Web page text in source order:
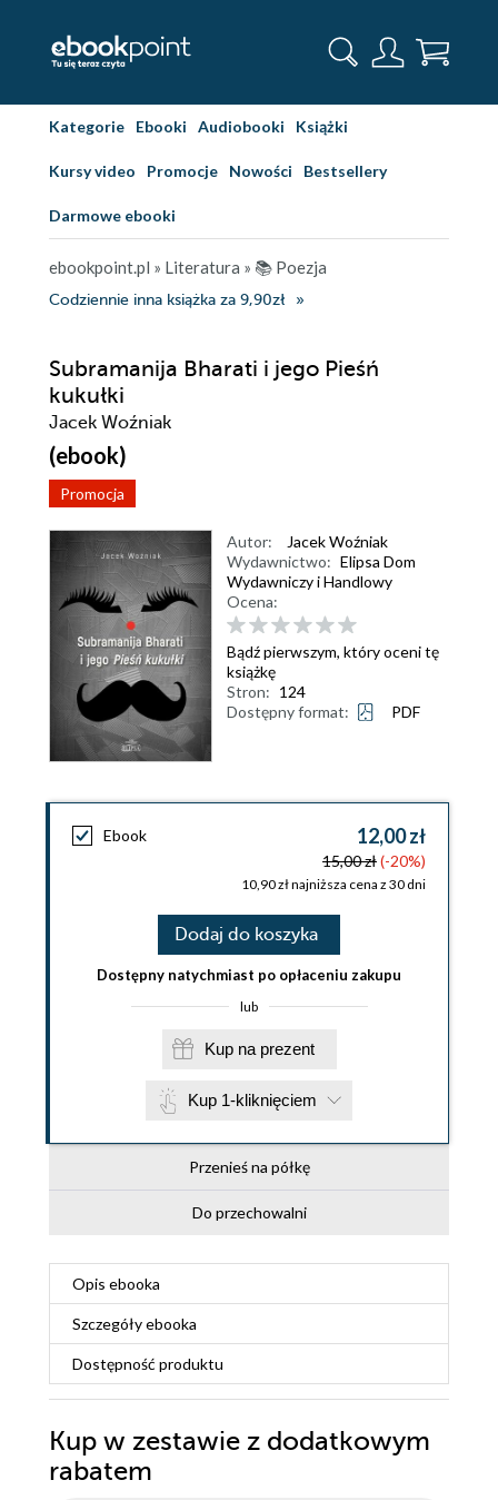
Kategorie Ebooki Audiobooki Książki
Kursy video Promocje Nowości Bestsellery
Darmowe ebooki
ebookpoint.pl » Literatura » 📚 Poezja
Codziennie inna książka za 9,90zł
Subramanija Bharati i jego Pieśń
kukułki
Jacek Woźniak
(ebook)
Promocja
Autor:
Jacek Woźniak
Wydawnictwo: Elipsa Dom
Wydawniczy i Handlowy
Ocena:
Bądź pierwszym, który oceni tę
książkę
Stron: 124
Dostępny format:
PDF
Ebook 12,00 zł
15,00 zł(-20%)
10,90 zł najniższa cena z 30 dni
Dodaj do koszyka
Dostępny natychmiast po opłaceniu zakupu
lub
Kup na prezent
Kup 1-kliknięciem
Przenieś na półkę
Do przechowalni
Opis ebooka
Szczegółyebooka
Dostępność produktu
Kup w zestawie z dodatkowym
rabatem